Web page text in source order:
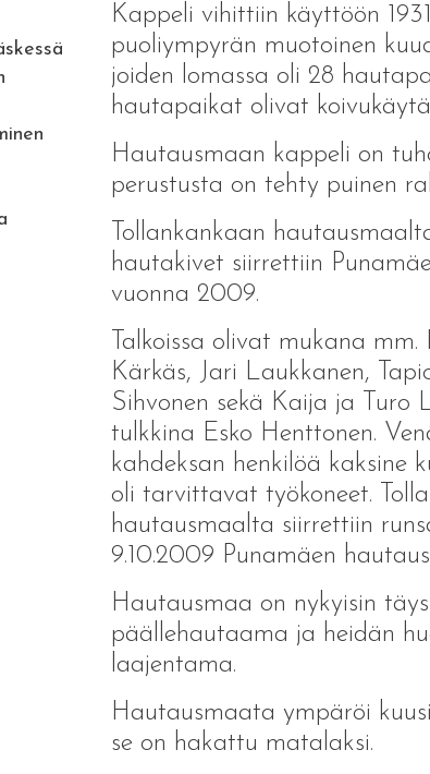
Kappeli vihittiin käyttöön
puoliympyrän muotoinen
joiden lomassa oli 28
hautapaikat olivat
Hautausmaan kappeli on
perustusta on tehty puinen
Tollankankaan
hautakivet siirrettiin
vuonna 2009.
Talkoissa olivat mukana
Kärkäs, Jari Laukkanen,
Sihvonen sekä Kaija ja Turo
tulkkina Esko Henttonen.
kahdeksan henkilöä kaksine
oli tarvittavat työkoneet.
hautausmaalta siirrettiin
9.10.2009 Punamäen
Hautausmaa on nykyisin
päällehautaama ja heidän
laajentama.
Hautausmaata ympäröi
se on hakattu matalaksi.